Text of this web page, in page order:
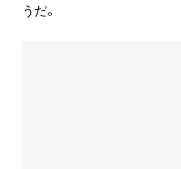
うだ。